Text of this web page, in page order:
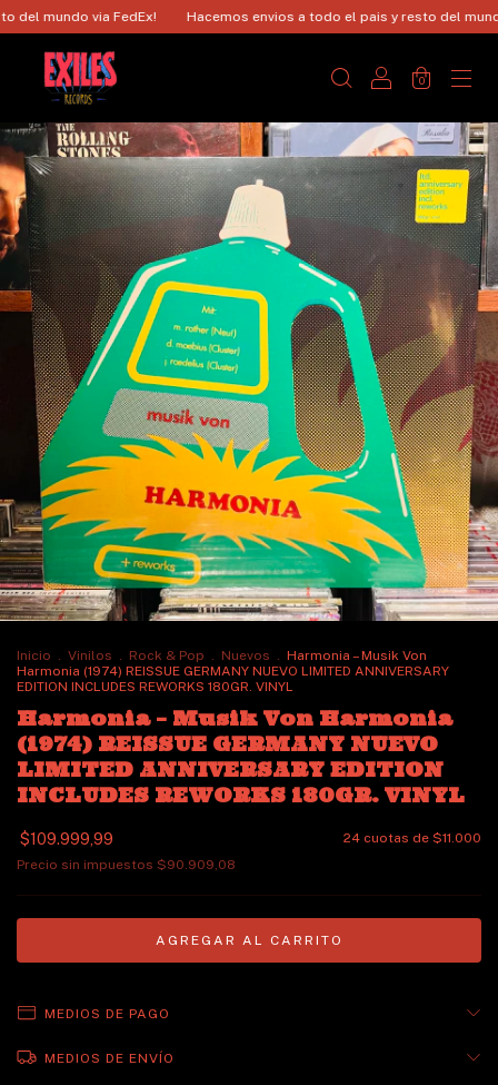
mundo via FedEx! Hacemos envios a todo el pais y resto del mundo
0
Inicio . Vinilos . Rock & Pop . Nuevos . Harmonia – Musik Von
Harmonia (1974) REISSUE GERMANY NUEVO LIMITED ANNIVERSARY
EDITION INCLUDES REWORKS 180GR. VINYL
Harmonia – Musik Von Harmonia
(1974) REISSUE GERMANY NUEVO
LIMITED ANNIVERSARY EDITION
INCLUDES REWORKS 180GR. VINYL
$109.999,99 24 cuotas de $11.000
Precio sin impuestos $90.909,08
MEDIOS DE PAGO
MEDIOS DE ENVÍO